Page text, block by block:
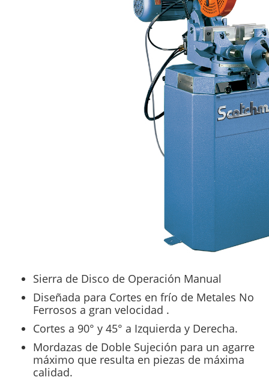
Sierra de Disco de Operación Manual
Diseñada para Cortes en frío de Metales No
Ferrosos a gran velocidad .
Cortes a 90° y 45° a Izquierda y Derecha.
Mordazas de Doble Sujeción para un agarre
máximo que resulta en piezas de máxima
calidad.